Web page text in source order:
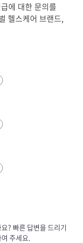
에 대한 문의를
헬스케어 브랜드,
? 빠른 답변을 드리기
주세요.